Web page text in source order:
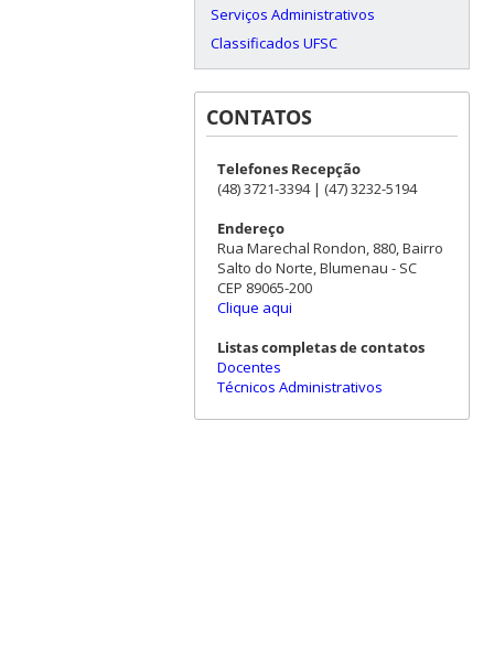
Serviços Administrativos
Classificados UFSC
CONTATOS
Telefones Recepção
(48) 3721-3394 | (47) 3232-5194
Endereço
Rua Marechal Rondon, 880, Bairro
Salto do Norte, Blumenau - SC
CEP 89065-200
Clique aqui
Listas completas de contatos
Docentes
Técnicos Administrativos